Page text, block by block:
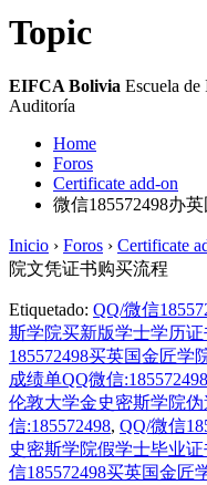
Topic
EIFCA Bolivia Escuela
Auditoría
Home
Foros
Certificate add-on
微信185572498办
Inicio › Foros › Certificate
院文凭证书购买流程
Etiquetado: QQ/微信
斯学院买新版学士学历证
185572498买英国金匠
成绩单QQ微信:185572498
伦敦大学金史密斯学院
信:185572498, QQ/微信
史密斯学院假学士毕业
信185572498买英国金